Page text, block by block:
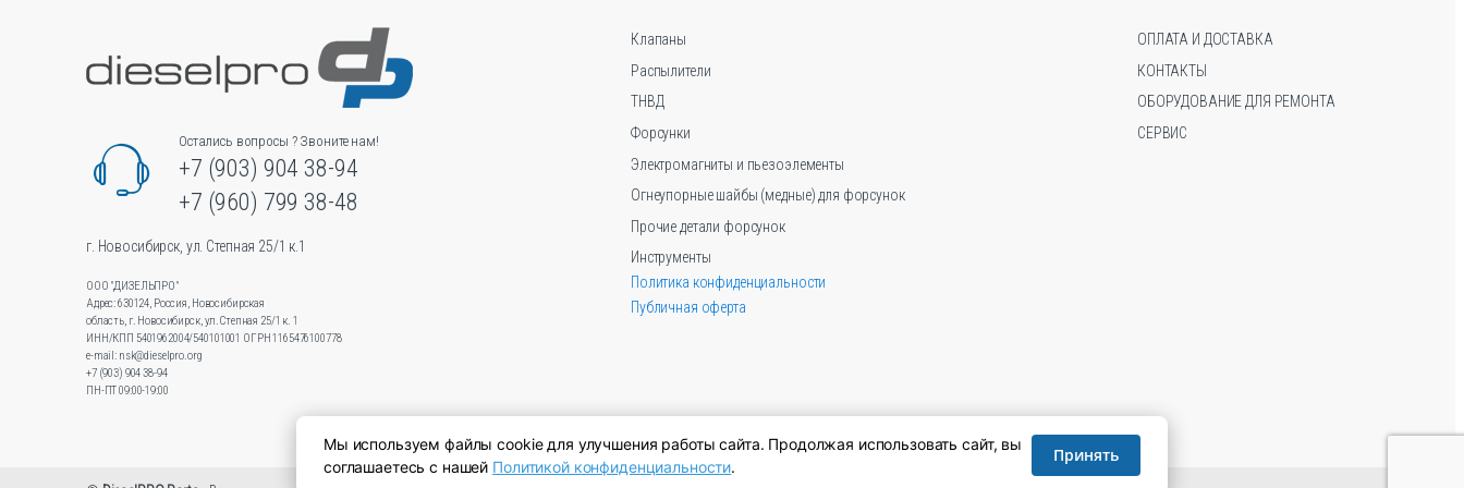
товара.
Остались вопросы ? Звоните нам!
+7 (903) 904 38-94
+7 (960) 799 38-48
г. Новосибирск, ул. Степная 25/1 к.1
ООО "ДИЗЕЛЬПРО"
Адрес: 630124, Россия, Новосибирская
область, г. Новосибирск, ул.Степная 25/1 к. 1
ИНН/КПП 5401962004/540101001 ОГРН 1165476100778
e-mail: nsk@dieselpro.org
+7 (903) 904 38-94
ПН-ПТ 09:00-19:00
Клапаны
Распылители
ТНВД
Форсунки
Электромагниты и пьезоэлементы
Огнеупорные шайбы (медные) для форсунок
Прочие детали форсунок
Инструменты
ОПЛАТА И ДОСТАВКА
КОНТАКТЫ
ОБОРУДОВАНИЕ ДЛЯ РЕМОНТА
СЕРВИС
Политика конфиденциальности
Публичная оферта
Мы используем файлы cookie для улучшения работы сайта. Продолжая использовать сайт, вы
соглашаетесь с нашей Политикой конфиденциальности.
Принять